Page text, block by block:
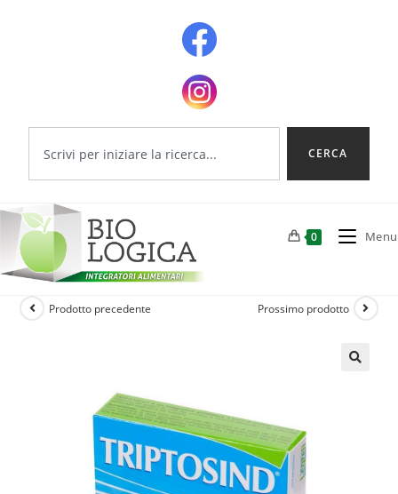
CERCA
0 Menu
Prodotto precedente Prossimo prodotto